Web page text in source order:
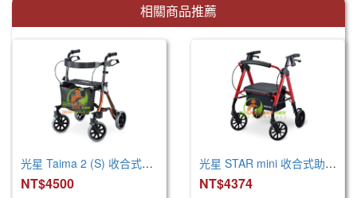
相關商品推薦
光星 Taima 2 (S) 收合式助步車
NT$4500
光星 STAR mini 收合式助步車(小) /V4262
NT$4374